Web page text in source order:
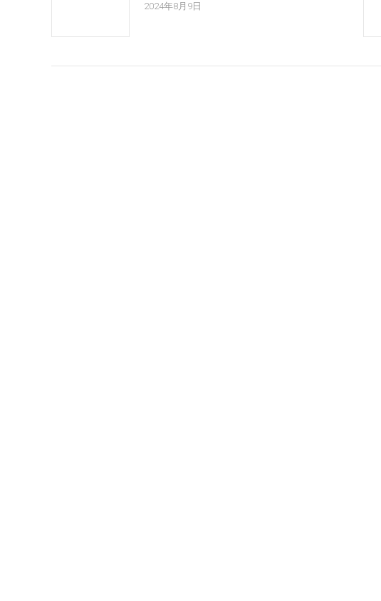
2024年8月9日